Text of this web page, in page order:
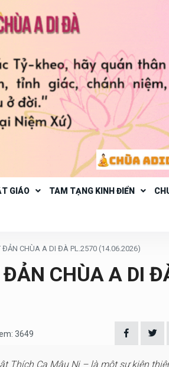
GIÁO TAM TẠNG KINH ĐIỂN
CHÙA A DI ĐÀ PL.2570 (14.06.2026)
CHÙA A DI
3649
Thích Ca Mâu Ni – là một sự kiện